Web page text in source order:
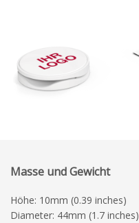
Masse und Gewicht
Höhe: 10mm (0.39 inches)
Diameter: 44mm (1.7 inches)